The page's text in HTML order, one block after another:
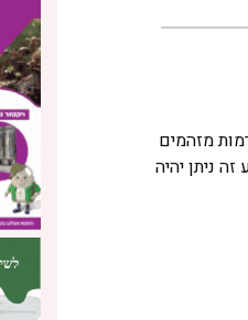
מזהמים
ניתן יהיה